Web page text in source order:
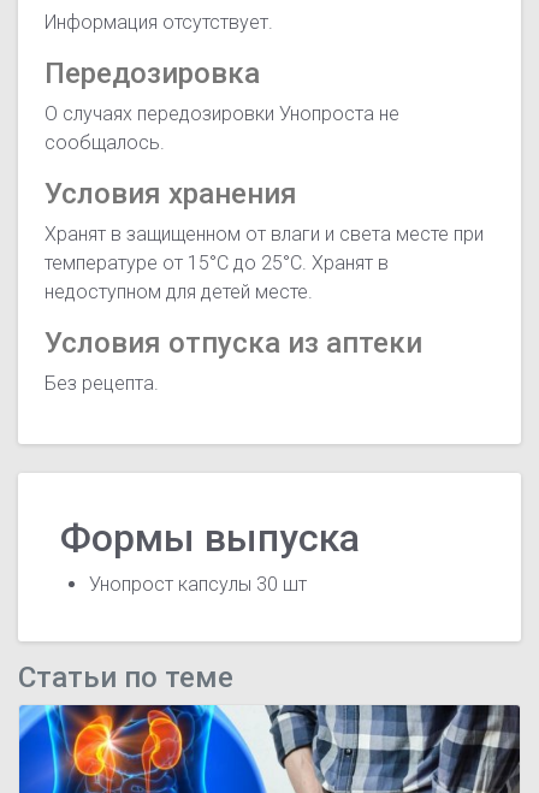
Информация отсутствует.
Передозировка
О случаях передозировки Унопроста не
сообщалось.
Условия хранения
Хранят в защищенном от влаги и света месте при
температуре от 15°С до 25°С. Хранят в
недоступном для детей месте.
Условия отпуска из аптеки
Без рецепта.
Формы выпуска
Унопрост капсулы 30 шт
Статьи по теме